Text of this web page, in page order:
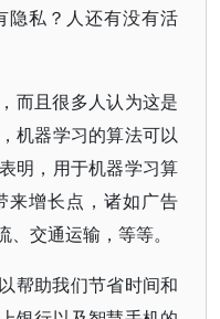
隐私？人还有没有活
而且很多人认为这是
机器学习的算法可以
明，用于机器学习算
来增长点，诸如广告
交通运输，等等。
帮助我们节省时间和